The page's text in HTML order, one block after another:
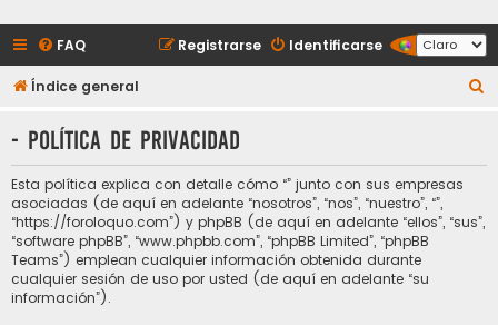
FAQ Identificarse
Registrarse
Índice general
c
- Política de privacidad
Esta política explica con detalle cómo “” junto con sus empresas
asociadas (de aquí en adelante “nosotros”, “nos”, “nuestro”, “”,
“https://foroloquo.com”) y phpBB (de aquí en adelante “ellos”, “sus”,
“software phpBB”, “www.phpbb.com”, “phpBB Limited”, “phpBB
Teams”) emplean cualquier información obtenida durante
cualquier sesión de uso por usted (de aquí en adelante “su
información”).